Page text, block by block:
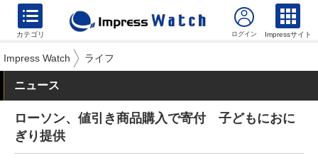
カテゴリ Impressサイト
Impress Watch ライフ
ニュース
ローソン、値引き商品購入で寄付 子どもにおに
ぎり提供